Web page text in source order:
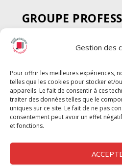
Gestion des
Pour offrir les meilleures expériences,
telles que les cookies pour stocker et/
appareils. Le fait de consentir à ces
traiter des données telles que le
uniques sur ce site. Le fait de ne pas
consentement peut avoir un effet
et fonctions.
GROUPE
SPECTACLE
Chèque Intermittents
Chèque Compta
Chèque Emploi Spectacle
G-Pods
Profession Audio-visuel